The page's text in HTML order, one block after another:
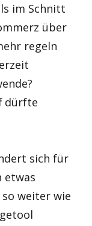
im Schnitt
über
regeln
dürfte
sich für
etwas
so weiter wie